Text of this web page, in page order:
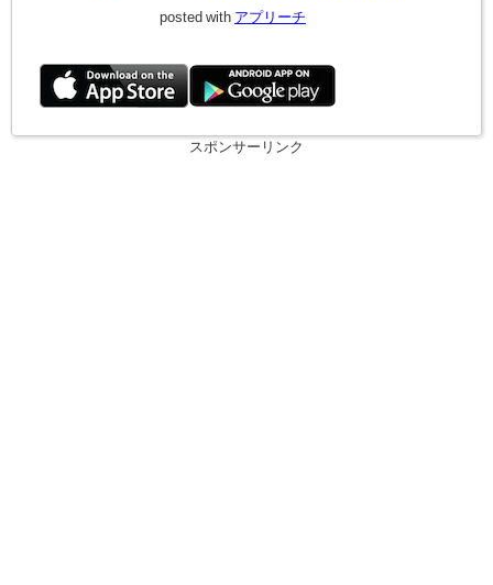
posted with アプリーチ
スポンサーリンク